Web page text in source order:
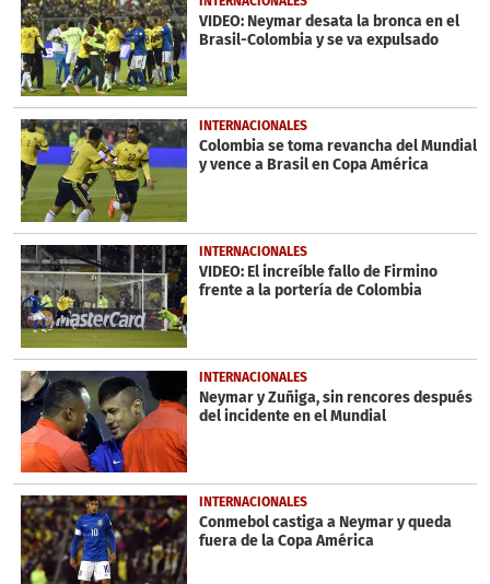
seconds
VIDEO: Neymar desata la bronca en el
Brasil-Colombia y se va expulsado
INTERNACIONALES
Colombia se toma revancha del Mundial
y vence a Brasil en Copa América
INTERNACIONALES
VIDEO: El increíble fallo de Firmino
frente a la portería de Colombia
INTERNACIONALES
Neymar y Zuñiga, sin rencores después
del incidente en el Mundial
INTERNACIONALES
Conmebol castiga a Neymar y queda
fuera de la Copa América